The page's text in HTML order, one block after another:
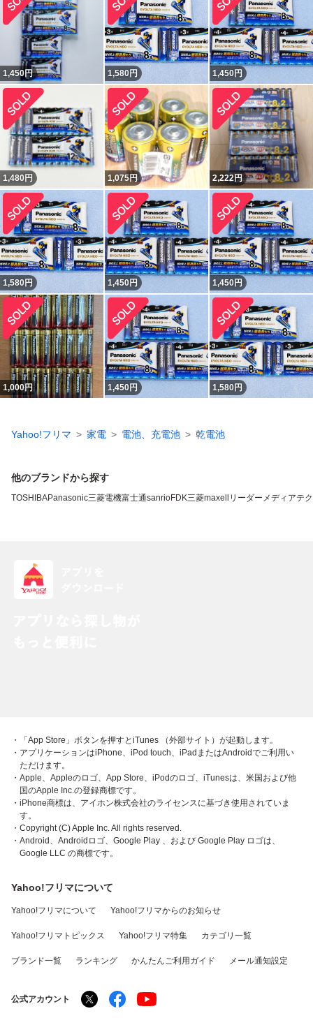
1,450円 1,580円 1,450円
1,480 円 1,075円 2,222円
1,580円 1,450円 1,450円
1,000円 1,450円 1,580円
Yahoo!フリマ 家電 電池、充電池 乾電池
他のブランドから探す
TOSHIBAPanasonic三菱電機富士通sanrioFDK三菱maxell リーダーメディアテ
・「App Store」ボタンを押すとiTunes （外部サイト）が起動します。
・アプリケーションはiPhone、iPod touch、iPadまたはAndroidでご利用い
ただけます。
・Apple、Appleのロゴ、App Store、iPodのロゴ、iTunesは、米国および他
国のApple Inc.の登録商標です。
・iPhone商標は、アイホン株式会社のライセンスに基づき使用されていま
す。
・Copyright (C) Apple Inc. All rights reserved.
・Android、Androidロゴ、Google Play 、および Google Play ロゴは、
Google LLC の商標です。
Yahoo!フリマについて
Yahoo!フリマについて Yahoo!フリマからのお知らせ
Yahoo!フリマトピックス Yahoo!フリマ特集 カテゴリ一覧
ブランド一覧 ランキング かんたんご利用ガイド メール通知設定
公式アカウント